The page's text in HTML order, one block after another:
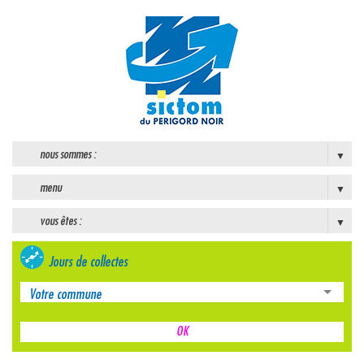
nous sommes :
menu
vous êtes :
Jours de collectes